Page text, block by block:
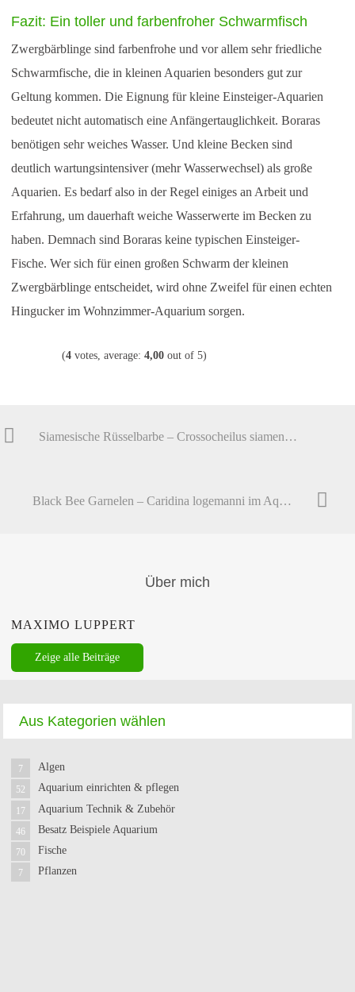
Fazit: Ein toller und farbenfroher Schwarmfisch
Zwergbärblinge sind farbenfrohe und vor allem sehr friedliche
Schwarmfische, die in kleinen Aquarien besonders gut zur
Geltung kommen. Die Eignung für kleine Einsteiger-Aquarien
bedeutet nicht automatisch eine Anfängertauglichkeit. Boraras
benötigen sehr weiches Wasser. Und kleine Becken sind
deutlich wartungsintensiver (mehr Wasserwechsel) als große
Aquarien. Es bedarf also in der Regel einiges an Arbeit und
Erfahrung, um dauerhaft weiche Wasserwerte im Becken zu
haben. Demnach sind Boraras keine typischen Einsteiger-
Fische. Wer sich für einen großen Schwarm der kleinen
Zwergbärblinge entscheidet, wird ohne Zweifel für einen echten
Hingucker im Wohnzimmer-Aquarium sorgen.
(4 votes, average: 4,00 out of 5)
Siamesische Rüsselbarbe – Crossocheilus siamensis im Aquarium halten
Black Bee Garnelen – Caridina logemanni im Aquarium halten
Über mich
MAXIMO LUPPERT
Zeige alle Beiträge
Aus Kategorien wählen
Algen
7
Aquarium einrichten & pflegen
52
Aquarium Technik & Zubehör
17
Besatz Beispiele Aquarium
46
Fische
70
Pflanzen
7